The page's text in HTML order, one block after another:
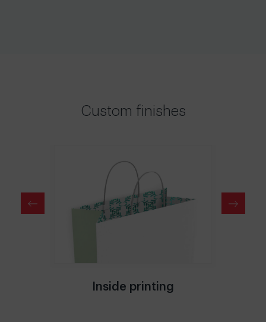
Custom finishes
Inside printing